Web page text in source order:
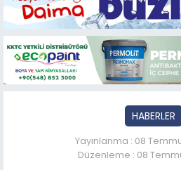
HABERLER
Yayınlanma : 08
Düzenleme : 08